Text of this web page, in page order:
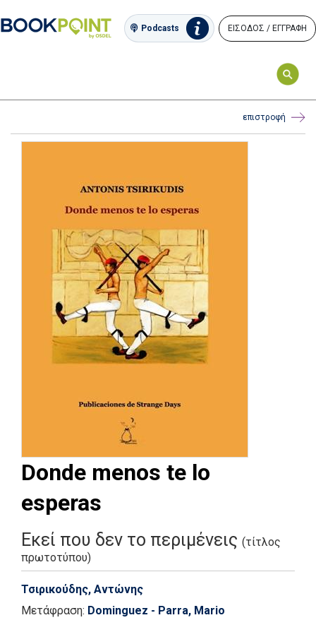
Podcasts ΕΙΣΟΔΟΣ / ΕΓΓΡΑΦΗ
επιστροφή
Donde menos te lo
esperas
Εκεί που δεν το περιμένεις (τίτλος
πρωτοτύπου)
Τσιρικούδης, Αντώνης
Μετάφραση: Dominguez - Parra, Mario